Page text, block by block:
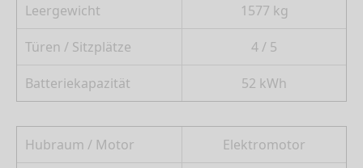
Leergewicht 1577 kg
Türen / Sitzplätze 4 / 5
Batteriekapazität 52 kWh
Hubraum / Motor Elektromotor